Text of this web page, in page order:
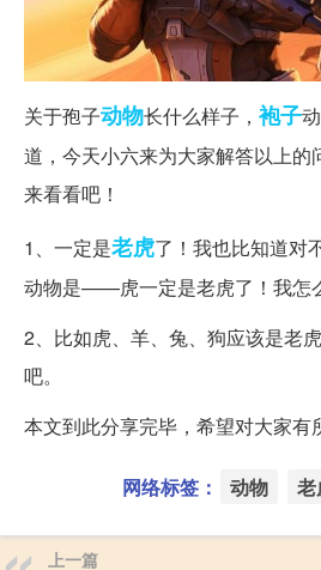
关于孢子动物长什么样子， 袍子
道，今天小六来为大家解答以上的
来看看吧！
1、一定是老虎了！我也比知道对
动物是——虎一定是老虎了！我怎
2、比如虎、羊、兔、狗应该是老
吧。
本文到此分享完毕，希望对大家有
网络标签： 动物 老
上一篇